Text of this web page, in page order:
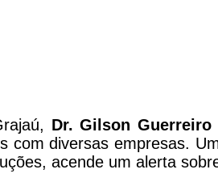
Dr. Gilson Guerreiro
com diversas empresas.
acende um alerta